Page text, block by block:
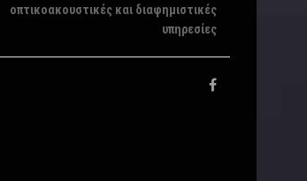
οπτικοακουστικές και διαφημιστικές
υπηρεσίες